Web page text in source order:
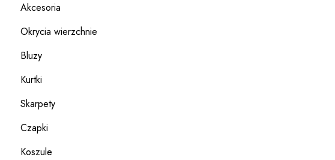
Akcesoria
Okrycia wierzchnie
Bluzy
Kurtki
Skarpety
Czapki
Koszule